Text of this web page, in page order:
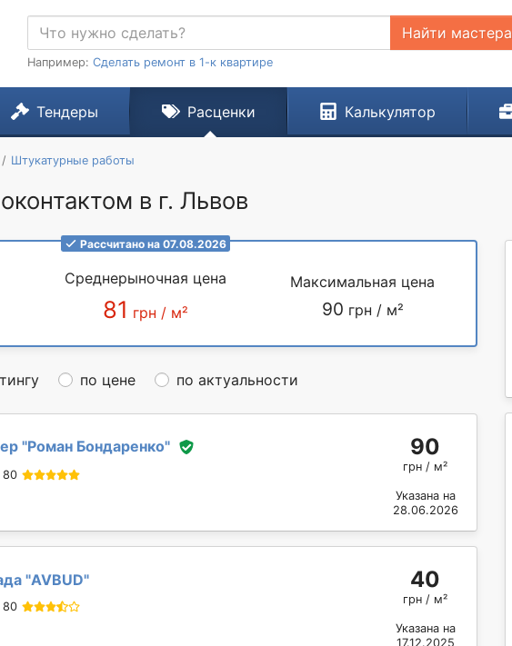
Найти мастера
Например: Сделать ремонт в 1-к квартире
Тендеры Расценки Калькулятор
Штукатурные работы
в г. Львов
Рассчитано на 07.08.2026
Среднерыночная цена
81 грн / м²
Максимальная цена
90 грн / м²
по цене по актуальности
"Роман Бондаренко"
80
90
грн / м²
Указана на
28.06.2026
"AVBUD"
80
40
грн / м²
Указана на
17.12.2025